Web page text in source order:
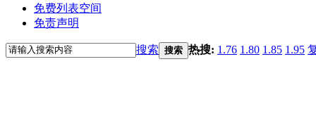
免费列表空间
免责声明
搜索 搜索 热搜: 1.76 1.80 1.85 1.95